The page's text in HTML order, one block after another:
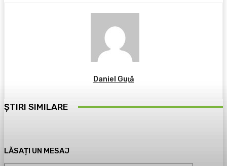
Daniel Guţă
ȘTIRI SIMILARE
LĂSAȚI UN MESAJ